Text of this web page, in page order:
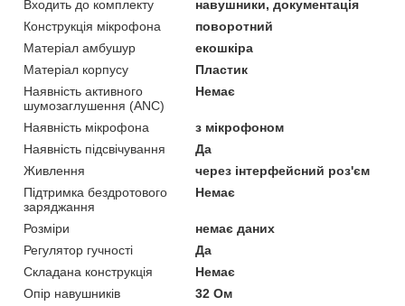
Входить до комплекту
навушники, документація
Конструкція мікрофона
поворотний
Матеріал амбушур
екошкіра
Матеріал корпусу
Пластик
Наявність активного
шумозаглушення (ANC)
Немає
Наявність мікрофона
з мікрофоном
Наявність підсвічування
Да
Живлення
через інтерфейсний роз'єм
Підтримка бездротового
заряджання
Немає
Розміри
немає даних
Регулятор гучності
Да
Складана конструкція
Немає
Опір навушників
32 Ом